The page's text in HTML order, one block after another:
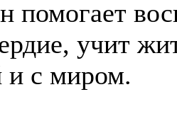
помогает
учит
с миром.